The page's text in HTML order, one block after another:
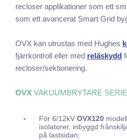
recloser applikationer som ett
som ett avancerat Smart Grid
OVX kan utrustas med Hughes
fjärrkontroll eller med reläskydd
recloser/sektionering.
OVX VAKUUMBRYTARE
För 6/12kV OVX120
isolatorer, inbyggd
på lastsidan;